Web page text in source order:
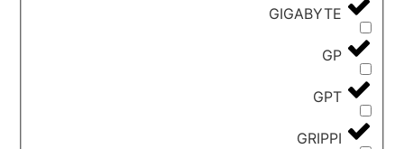
GIGABYTE
GP
GPT
GRIPPI